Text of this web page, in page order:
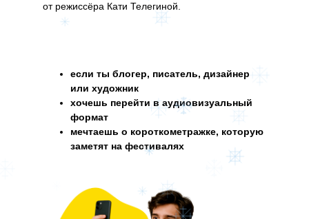
от режиссёра Кати Телегиной.
если ты блогер, писатель, дизайнер
или художник
хочешь перейти в аудиовизуальный
формат
мечтаешь о короткометражке, которую
заметят на фестивалях